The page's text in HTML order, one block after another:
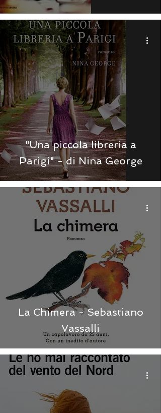
"Una piccola libreria a
Parigi" - di Nina George
La Chimera - Sebastiano
Vassalli